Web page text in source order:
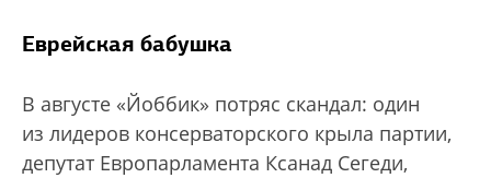
Еврейская бабушка
В августе «Йоббик» потряс скандал: один
из лидеров консерваторского крыла партии,
депутат Европарламента Ксанад Сегеди,